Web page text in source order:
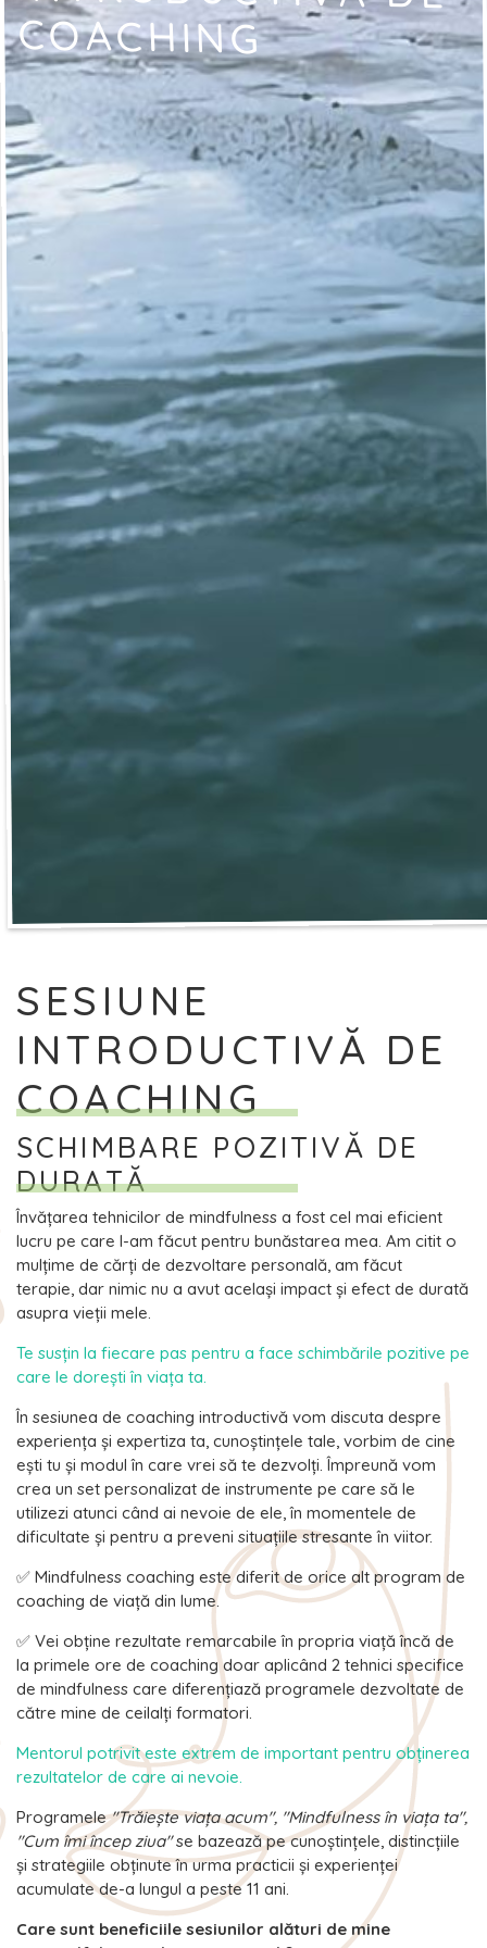
COACHING
SESIUNE
INTRODUCTIVĂ DE
COACHING
SCHIMBARE POZITIVĂ DE
DURATĂ
Învățarea tehnicilor de mindfulness a fost cel mai eficient
lucru pe care l-am făcut pentru bunăstarea mea. Am citit o
mulțime de cărți de dezvoltare personală, am făcut
terapie, dar nimic nu a avut același impact și efect de durată
asupra vieții mele.
Te susțin la fiecare pas pentru a face schimbările pozitive pe
care le dorești în viața ta.
În sesiunea de coaching introductivă vom discuta despre
experiența și expertiza ta, cunoștințele tale, vorbim de cine
ești tu și modul în care vrei să te dezvolți. Împreună vom
crea un set personalizat de instrumente pe care să le
utilizezi atunci când ai nevoie de ele, în momentele de
dificultate și pentru a preveni situațiile stresante în viitor.
✅ Mindfulness coaching este diferit de orice alt program de
coaching de viață din lume.
✅ Vei obține rezultate remarcabile în propria viață încă de
la primele ore de coaching doar aplicând 2 tehnici specifice
de mindfulness care diferențiază programele dezvoltate de
către mine de ceilalți formatori.
Mentorul potrivit este extrem de important pentru obținerea
rezultatelor de care ai nevoie.
Programele"Trăieşte viaţa acum", "Mindfulness în viaţa ta",
"Cum îmi încep ziua"se bazează pe cunoștințele, distincțiile
și strategiile obținute în urma practicii și experienței
acumulate de-a lungul a peste 11 ani.
Care sunt beneficiile sesiunilor alături de mine